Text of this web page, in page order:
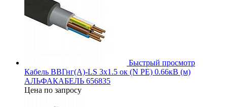
Быстрый просмотр
Кабель ВВГнг(А)-LS 3х1.5 ок (N PE) 0.66кВ (м)
АЛЬФАКАБЕЛЬ 656835
Цена по запросу